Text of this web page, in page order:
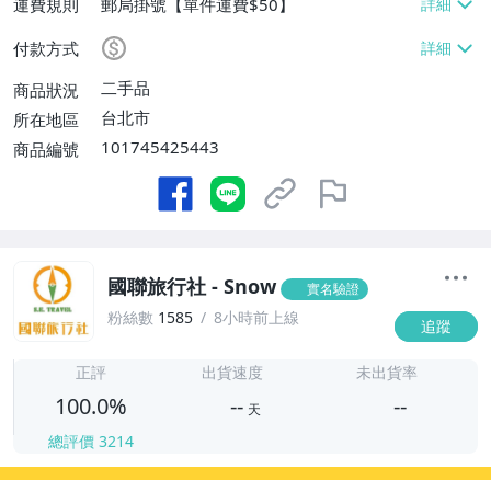
運費規則
郵局掛號【單件運費$50】
付款方式
商品狀況
二手品
所在地區
台北市
商品編號
101745425443
國聯旅行社 - Snow 實名驗證
粉絲數 1585 8小時前上線 追蹤
正評
100.0%
總評價 3214
出貨速度
-- 天
未出貨率
--